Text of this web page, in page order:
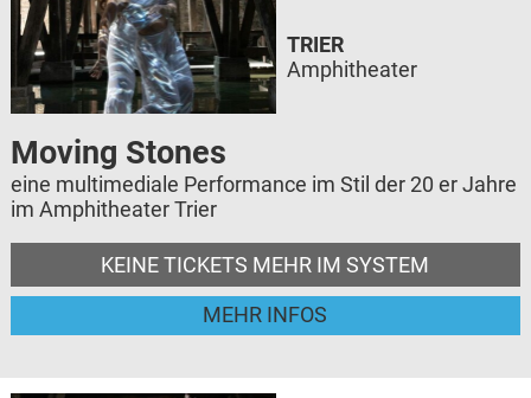
Moving Stones
eine multimediale Performance im Stil der 20 er Jahre
im Amphitheater Trier
KEINE TICKETS MEHR IM SYSTEM
MEHR INFOS
TRIER
Amphitheater